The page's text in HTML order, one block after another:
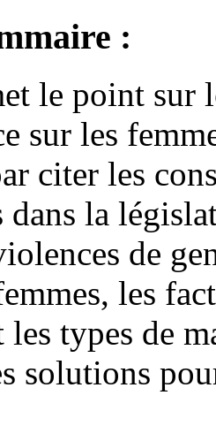
:
le point sur
sur les
citer les
dans la
de
les
les types de
solutions